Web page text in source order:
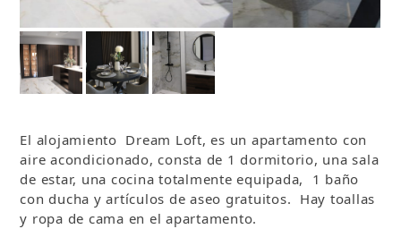
El alojamiento Dream Loft, es un apartamento con
aire acondicionado, consta de 1 dormitorio, una sala
de estar, una cocina totalmente equipada, 1 baño
con ducha y artículos de aseo gratuitos. Hay toallas
y ropa de cama en el apartamento.